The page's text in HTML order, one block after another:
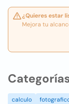
¿Quieres estar
Mejora tu
calculo